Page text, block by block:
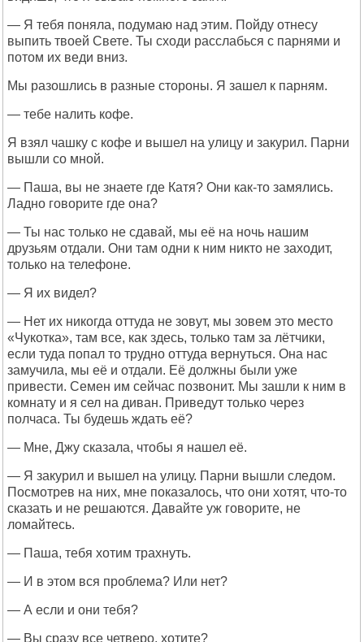
— Я тебя поняла, подумаю над этим. Пойду отнесу
выпить твоей Свете. Ты сходи расслабься с парнями и
потом их веди вниз.
Мы разошлись в разные стороны. Я зашел к парням.
— тебе налить кофе.
Я взял чашку с кофе и вышел на улицу и закурил. Парни
вышли со мной.
— Паша, вы не знаете где Катя? Они как-то замялись.
Ладно говорите где она?
— Ты нас только не сдавай, мы её на ночь нашим
друзьям отдали. Они там одни к ним никто не заходит,
только на телефоне.
— Я их видел?
— Нет их никогда оттуда не зовут, мы зовем это место
«Чукотка», там все, как здесь, только там за лётчики,
если туда попал то трудно оттуда вернуться. Она нас
замучила, мы её и отдали. Её должны были уже
привести. Семен им сейчас позвонит. Мы зашли к ним в
комнату и я сел на диван. Приведут только через
полчаса. Ты будешь ждать её?
— Мне, Джу сказала, чтобы я нашел её.
— Я закурил и вышел на улицу. Парни вышли следом.
Посмотрев на них, мне показалось, что они хотят, что-то
сказать и не решаются. Давайте уж говорите, не
ломайтесь.
— Паша, тебя хотим трахнуть.
— И в этом вся проблема? Или нет?
— А если и они тебя?
— Вы сразу все четверо, хотите?